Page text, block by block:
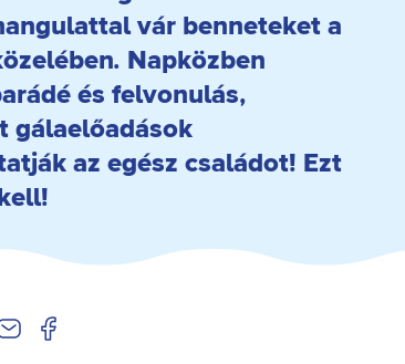
vár benneteket a
Napközben
és felvonulás,
gálaelőadások
az egész családot! Ezt